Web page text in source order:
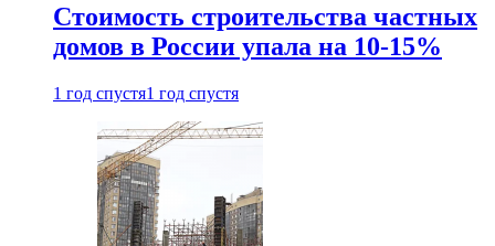
Стоимость строительства частных
домов в России упала на 10-15%
1 год спустя1 год спустя